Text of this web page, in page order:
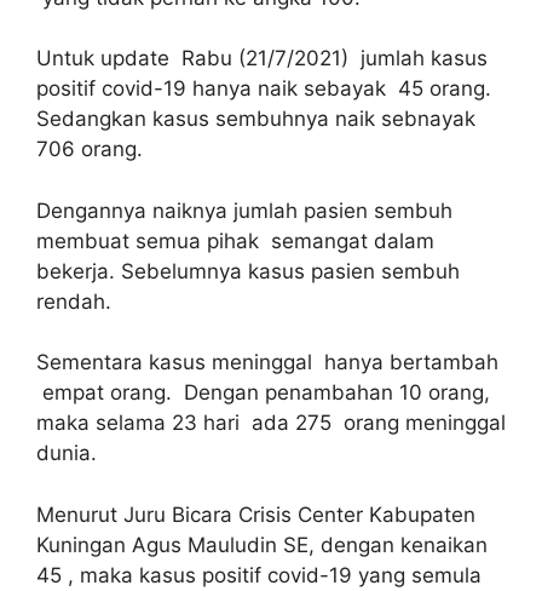
Untuk update Rabu (21/7/2021) jumlah kasus
positif covid-19 hanya naik sebayak 45 orang.
Sedangkan kasus sembuhnya naik sebnayak
706 orang.
Dengannya naiknya jumlah pasien sembuh
membuat semua pihak semangat dalam
bekerja. Sebelumnya kasus pasien sembuh
rendah.
Sementara kasus meninggal hanya bertambah
empat orang. Dengan penambahan 10 orang,
maka selama 23 hari ada 275 orang meninggal
dunia.
Menurut Juru Bicara Crisis Center Kabupaten
Kuningan Agus Mauludin SE, dengan kenaikan
45 , maka kasus positif covid-19 yang semula